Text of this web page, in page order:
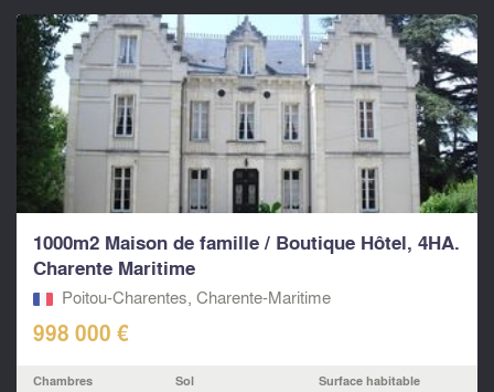
1000m2 Maison de famille / Boutique Hôtel, 4HA.
Charente Maritime
Poitou-Charentes, Charente-Maritime
998 000 €
Chambres Sol Surface habitable